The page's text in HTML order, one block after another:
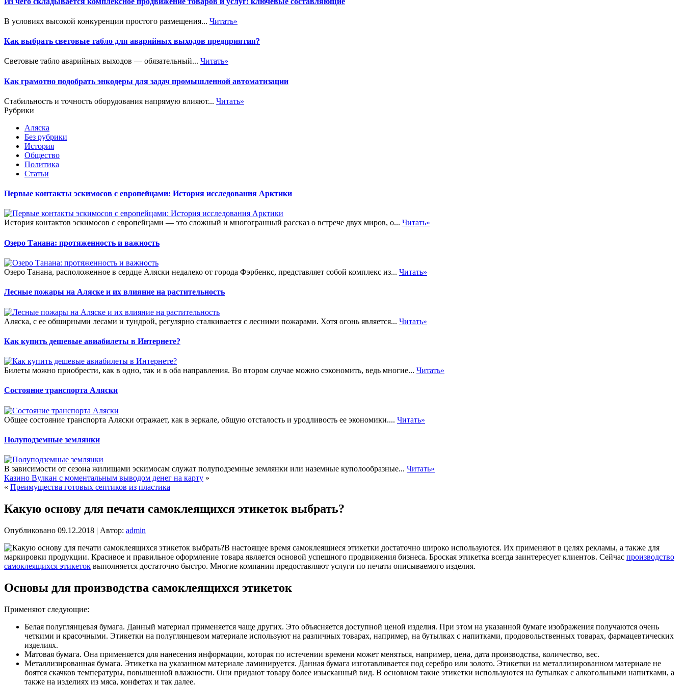
В условиях высокой конкуренции простого размещения... Читать»
Как выбрать световые табло для аварийных выходов предприятия?
Световые табло аварийных выходов — обязательный... Читать»
Как грамотно подобрать энкодеры для задач промышленной автоматизации
Стабильность и точность оборудования напрямую влияют... Читать»
Рубрики
Аляска
Без рубрики
История
Общество
Политика
Статьи
Первые контакты эскимосов с европейцами: История исследования Арктики
История контактов эскимосов с европейцами — это сложный и многогранный рассказ о встрече двух миров, о... Читать»
Озеро Танана: протяженность и важность
Озеро Танана, расположенное в сердце Аляски недалеко от города Фэрбенкс, представляет собой комплекс из... Читать»
Лесные пожары на Аляске и их влияние на растительность
Аляска, с ее обширными лесами и тундрой, регулярно сталкивается с лесними пожарами. Хотя огонь является... Читать»
Как купить дешевые авиабилеты в Интернете?
Билеты можно приобрести, как в одно, так и в оба направления. Во втором случае можно сэкономить, ведь многие... Читать»
Состояние транспорта Аляски
Общее состояние транспорта Аляски отражает, как в зеркале, общую отсталость и уродливость ее экономики.... Читать»
Полуподземные землянки
В зависимости от сезона жилищами эскимосам служат полуподземные землянки или наземные куполообразные... Читать»
Казино Вулкан с моментальным выводом денег на карту »
« Преимущества готовых септиков из пластика
Какую основу для печати самоклеящихся этикеток выбрать?
Опубликовано 09.12.2018 | Автор: admin
В настоящее время самоклеящиеся этикетки достаточно широко используются. Их применяют в целях рекламы, а также для
маркировки продукции. Красивое и правильное оформление товара является основой успешного продвижения бизнеса. Броская этикетка всегда заинтересует клиентов. Сейчас производство
самоклеящихся этикеток выполняется достаточно быстро. Многие компании предоставляют услуги по печати описываемого изделия.
Основы для производства самоклеящихся этикеток
Применяют следующие:
Белая полуглянцевая бумага. Данный материал применяется чаще других. Это объясняется доступной ценой изделия. При этом на указанной бумаге изображения получаются очень
четкими и красочными. Этикетки на полуглянцевом материале используют на различных товарах, например, на бутылках с напитками, продовольственных товарах, фармацевтических
изделиях.
Матовая бумага. Она применяется для нанесения информации, которая по истечении времени может меняться, например, цена, дата производства, количество, вес.
Металлизированная бумага. Этикетка на указанном материале ламинируется. Данная бумага изготавливается под серебро или золото. Этикетки на металлизированном материале не
боятся скачков температуры, повышенной влажности. Они придают товару более изысканный вид. В основном такие этикетки используются на бутылках с алкогольными напитками, а
также на изделиях из мяса, конфетах и так далее.